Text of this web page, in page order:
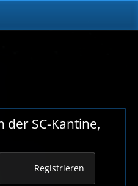
der SC-Kantine,
Registrieren